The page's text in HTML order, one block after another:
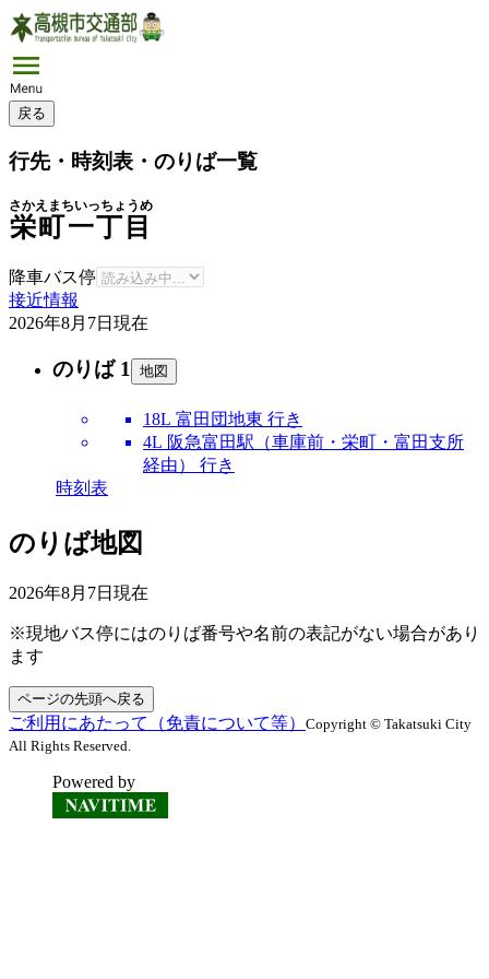
戻る
行先・時刻表・のりば一覧
栄町一丁目
さかえまちいっちょうめ
降車バス停
接近情報
2026年8月7日 現在
のりば 1 地図
18L 富田団地東 行き
4L 阪急富田駅（車庫前・栄町・富田支所
経由） 行き
時刻表
のりば地図
2026年8月7日 現在
※現地バス停にはのりば番号や名前の表記がない場合があり
ます
ページの先頭へ戻る
ご利用にあたって（免責について等） Copyright © Takatsuki City
All Rights Reserved.
Powered by